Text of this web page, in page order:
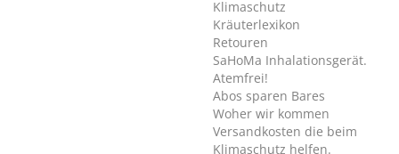
Klimaschutz
Kräuterlexikon
Retouren
SaHoMa Inhalationsgerät.
Atemfrei!
Abos sparen Bares
Woher wir kommen
Versandkosten die beim
Klimaschutz helfen.